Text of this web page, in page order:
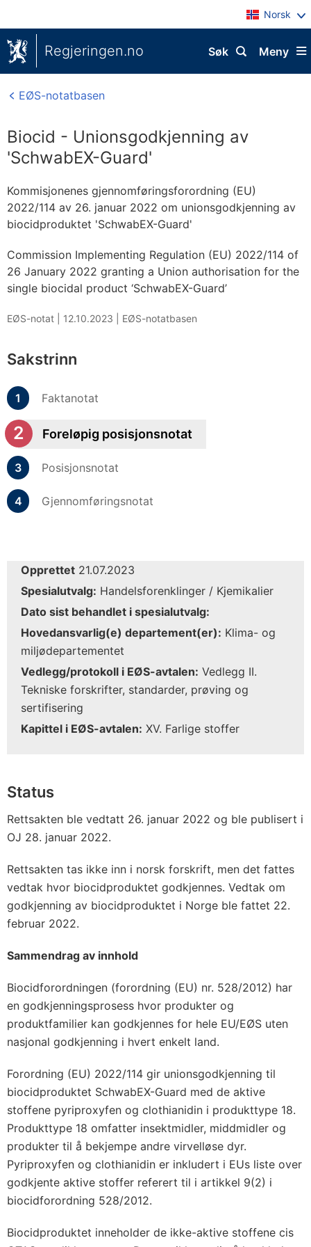
Norsk
Regjeringen.no Meny
Søk
EØS-notatbasen
Biocid - Unionsgodkjenning av
'SchwabEX-Guard'
Kommisjonenes gjennomføringsforordning (EU)
2022/114 av 26. januar 2022 om unionsgodkjenning av
biocidproduktet 'SchwabEX-Guard'
Commission Implementing Regulation (EU) 2022/114 of
26 January 2022 granting a Union authorisation for the
single biocidal product ‘SchwabEX-Guard’
EØS-notat | 12.10.2023 EØS-notatbasen
Sakstrinn
Faktanotat
Foreløpig posisjonsnotat
Posisjonsnotat
Gjennomføringsnotat
Opprettet 21.07.2023
Spesialutvalg: Handelsforenklinger / Kjemikalier
Dato sist behandlet i spesialutvalg:
Hovedansvarlig(e) departement(er): Klima- og
miljødepartementet
Vedlegg/protokoll i EØS-avtalen: Vedlegg II.
Tekniske forskrifter, standarder, prøving og
sertifisering
Kapittel i EØS-avtalen: XV. Farlige stoffer
Status
Rettsakten ble vedtatt 26. januar 2022 og ble publisert i
OJ 28. januar 2022.
Rettsakten tas ikke inn i norsk forskrift, men det fattes
vedtak hvor biocidproduktet godkjennes. Vedtak om
godkjenning av biocidproduktet i Norge ble fattet 22.
februar 2022.
Sammendrag av innhold
Biocidforordningen (forordning (EU) nr. 528/2012) har
en godkjenningsprosess hvor produkter og
produktfamilier kan godkjennes for hele EU/EØS uten
nasjonal godkjenning i hvert enkelt land.
Forordning (EU) 2022/114 gir unionsgodkjenning til
biocidproduktet SchwabEX-Guard med de aktive
stoffene pyriproxyfen og clothianidin i produkttype 18.
Produkttype 18 omfatter insektmidler, middmidler og
produkter til å bekjempe andre virvelløse dyr.
Pyriproxyfen og clothianidin er inkludert i EUs liste over
godkjente aktive stoffer referert til i artikkel 9(2) i
biocidforordning 528/2012.
Biocidproduktet inneholder de ikke-aktive stoffene cis